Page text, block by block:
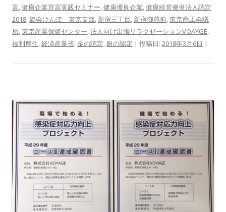
言,健康企業宣言実践セミナー,健康優良企業,健康経営優良法人認定
2018,協会けんぽ 東京支部, 新宿三丁目, 新宿御苑前,東京商工会議
所,東京産業保健センター,法人向け出張リラクゼーションVOAYGE,
福利厚生,経済産業省,金の認定,銀の認定 | 投稿日: 2018年3月6日 |